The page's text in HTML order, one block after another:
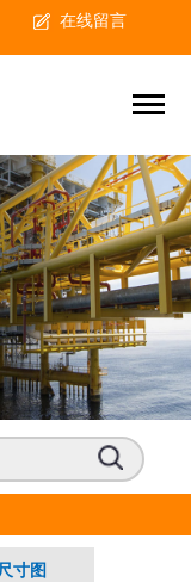
在线留言
寸图